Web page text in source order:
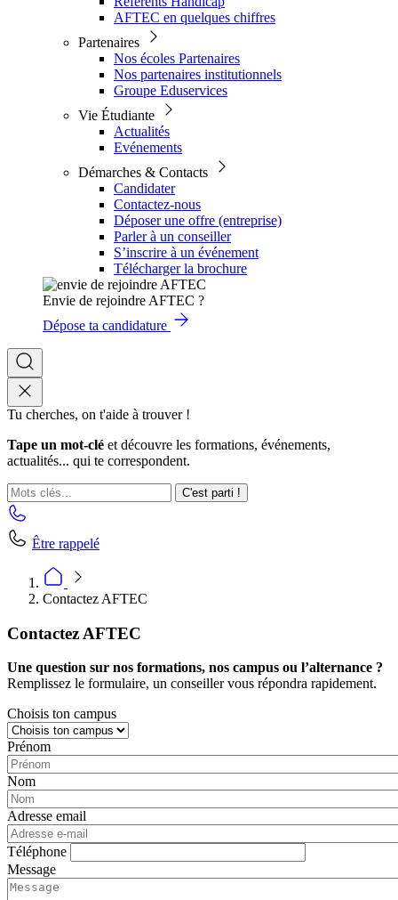
AFTEC en quelques chiffres
Partenaires
Nos écoles Partenaires
Nos partenaires institutionnels
Groupe Eduservices
Vie Étudiante
Actualités
Evénements
Démarches & Contacts
Candidater
Contactez-nous
Déposer une offre (entreprise)
Parler à un conseiller
S’inscrire à un événement
Télécharger la brochure
Envie de rejoindre AFTEC ?
Dépose ta candidature
Tu cherches, on t'aide à trouver !
Tape un mot-clé et découvre les formations, événements,
actualités... qui te correspondent.
C'est parti !
Être rappelé
Contactez AFTEC
Contactez AFTEC
Une question sur nos formations, nos campus ou l’alternance ?
Remplissez le formulaire, un conseiller vous répondra rapidement.
Choisis ton campus
Prénom
Nom
Adresse email
Téléphone
Message